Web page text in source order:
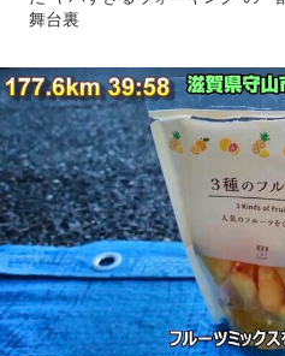
だ“ヤバすぎるウォーキング”の